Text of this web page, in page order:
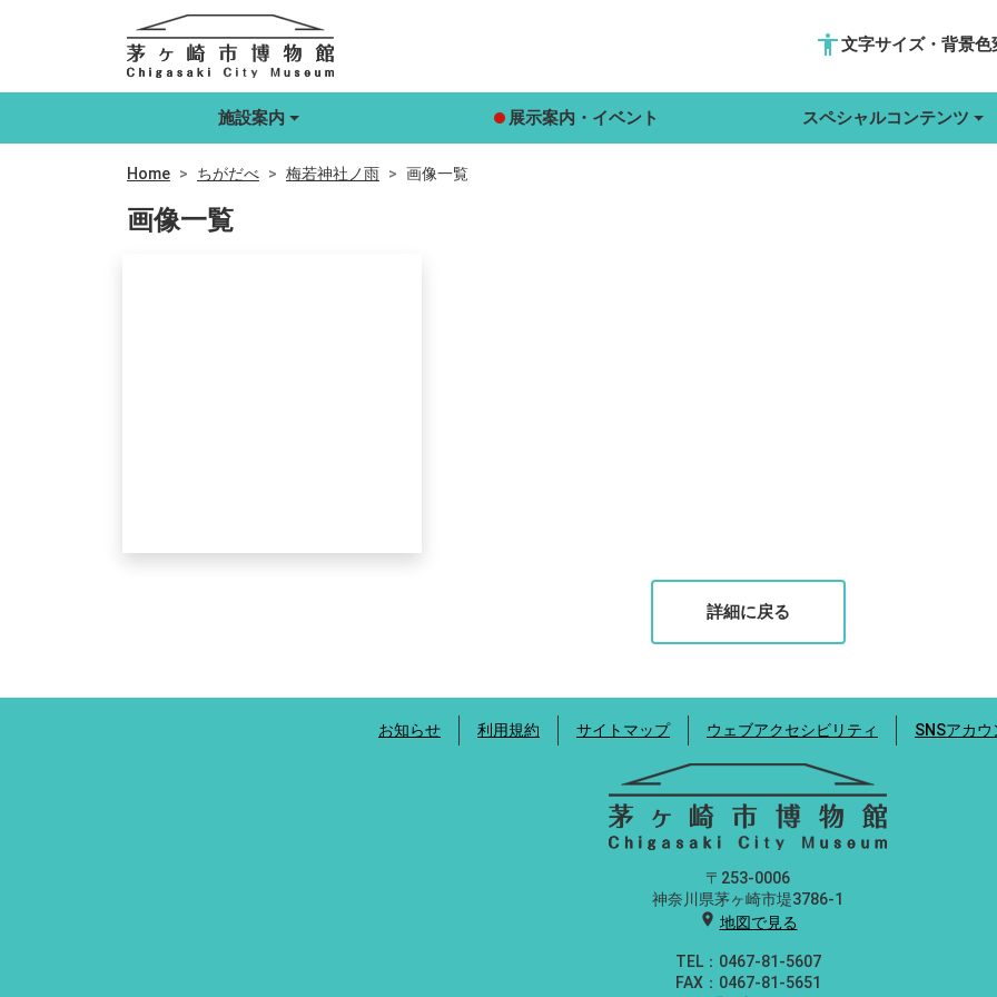
accessibility文字サイズ・背景色
施設案内 展示案内・イベント スペシャルコンテンツ
Home ちがだべ 梅若神社ノ雨 画像一覧
画像一覧
詳細に戻る
お知らせ 利用規約 サイトマップ ウェブアクセシビリティ SNSアカ
〒253-0006
神奈川県茅ヶ崎市堤3786-1
location_on 地図で見る
TEL：0467-81-5607
FAX：0467-81-5651